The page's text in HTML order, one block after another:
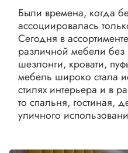
Были времена, когда
ассоциировалась
Сегодня в
различной мебели
шезлонги, кровати,
мебель широко стала
стилях интерьера и в
то спальня, гостиная,
уличного